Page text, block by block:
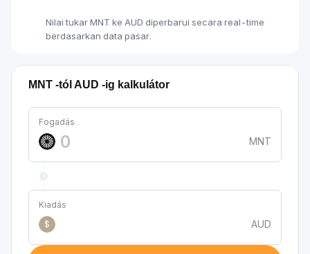
Nilai tukar MNT ke AUD diperbarui secara real-time
berdasarkan data pasar.
MNT -tól AUD -ig kalkulátor
Fogadás
MNT
Kiadás
$
AUD